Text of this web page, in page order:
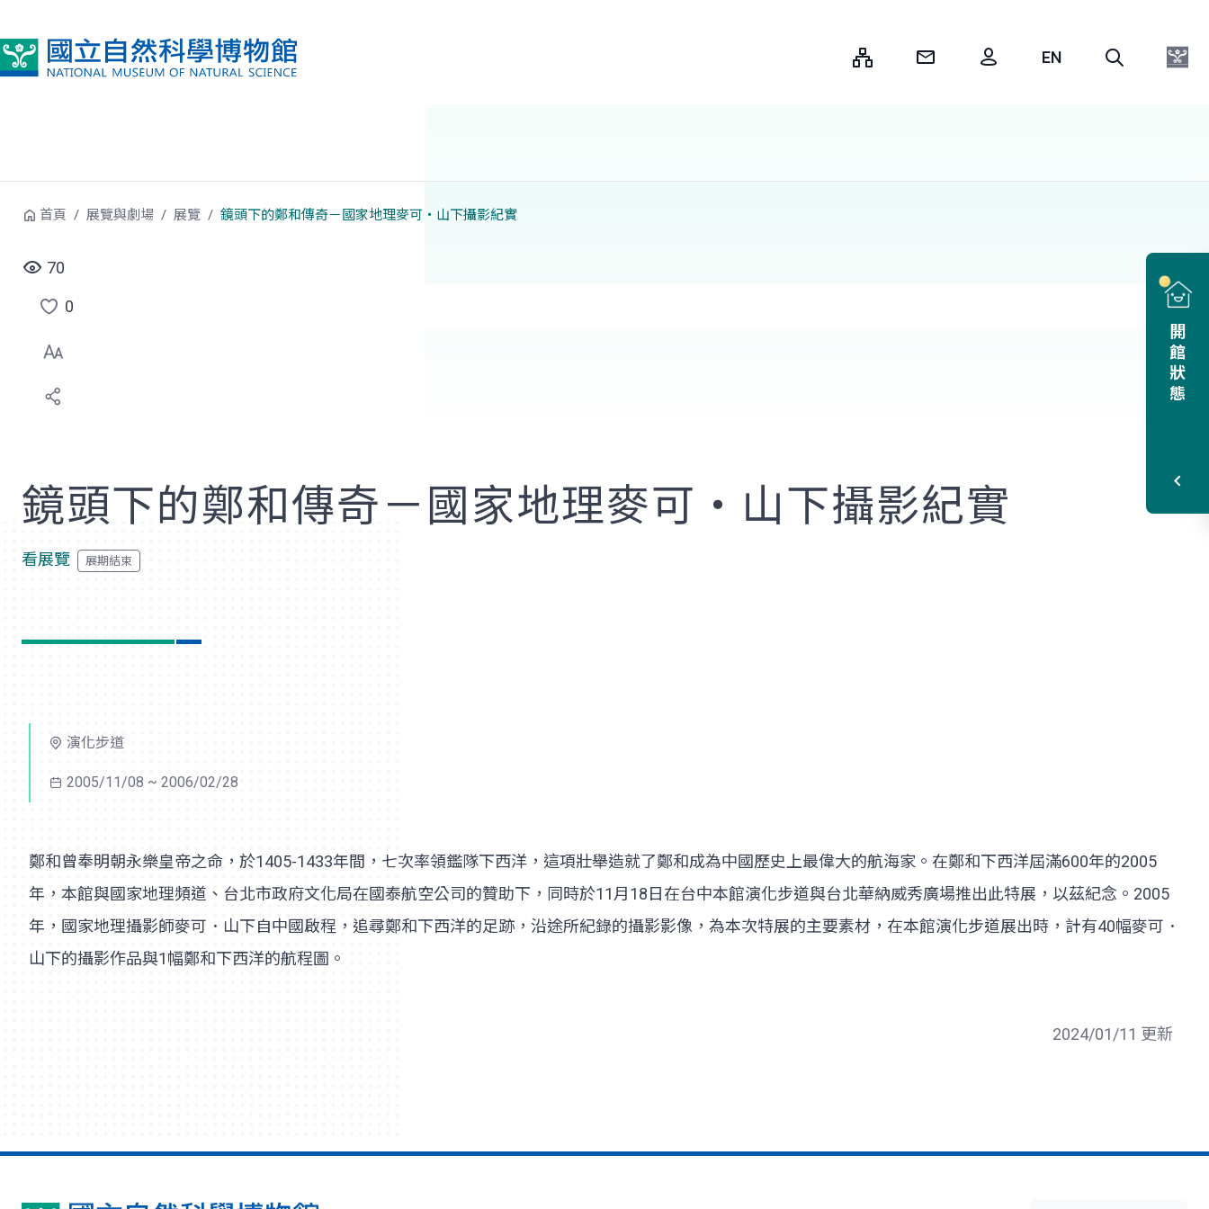
開館狀態
首頁 展覽與劇場 展覽 鏡頭下的鄭和傳奇－國家地理麥可‧山下攝影紀實
70
點
選
喜
0
鏡頭下的鄭和傳奇－國家地理麥可‧山下攝影紀實
看展覽
演化步道
2005/11/08 ~ 2006/02/28
鄭和曾奉明朝永樂皇帝之命，於1405-1433年間，七次率領鑑隊下西洋，這項壯舉造就了鄭和成為中國歷史上最偉大的航海家。在鄭和下西洋屆滿600年的2005
年，本館與國家地理頻道、台北市政府文化局在國泰航空公司的贊助下，同時於11月18日在台中本館演化步道與台北華納威秀廣場推出此特展，以茲紀念。2005
年，國家地理攝影師麥可．山下自中國啟程，追尋鄭和下西洋的足跡，沿途所紀錄的攝影影像，為本次特展的主要素材，在本館演化步道展出時，計有40幅麥可．
山下的攝影作品與1幅鄭和下西洋的航程圖。
2024/01/11 更新